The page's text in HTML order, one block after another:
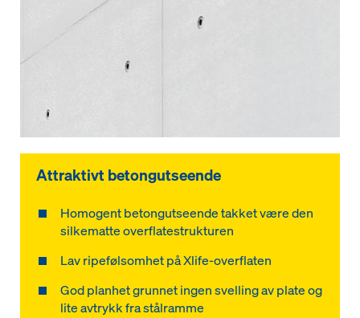
Attraktivt betongutseende
Homogent betongutseende takket være den
silkematte overflatestrukturen
Lav ripefølsomhet på Xlife-overflaten
God planhet grunnet ingen svelling av plate og
lite avtrykk fra stålramme